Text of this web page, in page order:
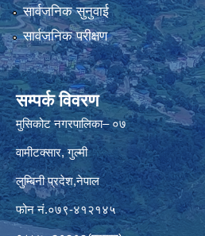
सार्वजनिक सुनुवाई
सार्वजनिक परीक्षण
सम्पर्क विवरण
मुसिकोट नगरपालिका– ०७
वामीटक्सार, गुल्मी
लुम्बिनी प्रदेश,नेपाल
फोन नं.०७९-४१२१४५